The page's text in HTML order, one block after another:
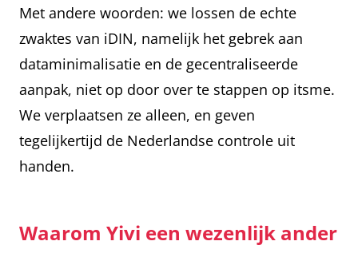
Met andere woorden: we lossen de echte
zwaktes van iDIN, namelijk het gebrek aan
dataminimalisatie en de gecentraliseerde
aanpak, niet op door over te stappen op itsme.
We verplaatsen ze alleen, en geven
tegelijkertijd de Nederlandse controle uit
handen.
Waarom Yivi een wezenlijk ander